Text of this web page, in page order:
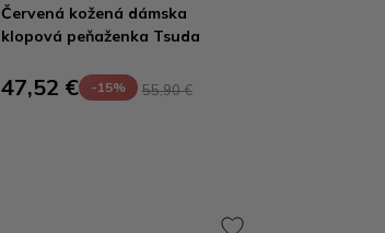
Červená kožená dámska
klopová peňaženka Tsuda
47,52 € -15% 55,90 €